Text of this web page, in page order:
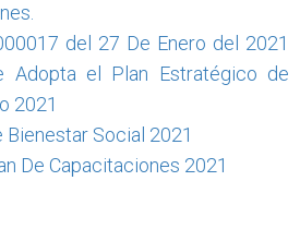
del 27 De Enero del 2021
Adopta el Plan Estratégico de
2021
Bienestar Social 2021
De Capacitaciones 2021